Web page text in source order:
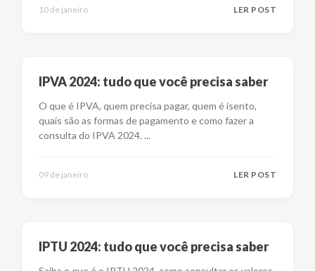
10 de janeiro LER POST
IPVA 2024: tudo que você precisa saber
O que é IPVA, quem precisa pagar, quem é isento,
quais são as formas de pagamento e como fazer a
consulta do IPVA 2024. ...
09 de janeiro LER POST
IPTU 2024: tudo que você precisa saber